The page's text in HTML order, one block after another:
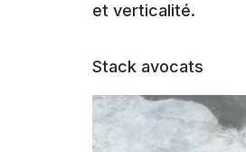
et verticalité.
Stack avocats